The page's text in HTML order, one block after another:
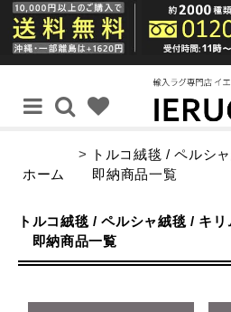
ホーム
>
トルコ絨毯 / ペルシ
即納商品一覧
トルコ絨毯 / ペルシャ絨毯 / キリ
即納商品一覧